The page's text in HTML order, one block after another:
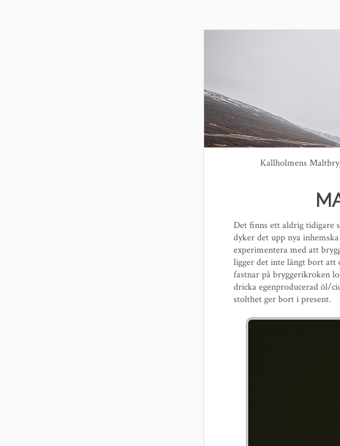
Kallholmens
Det finns ett aldrig tidigare
dyker det upp nya
experimentera med att
ligger det inte långt bort att
fastnar på bryggerikroken
dricka egenproducerad öl/
stolthet ger bort i present.